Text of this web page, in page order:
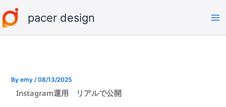
容
を
pacer design
Byemy/08/13/2025
Instagram運用 リアルで公開